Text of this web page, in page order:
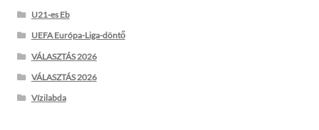
U21-es Eb
UEFA Európa-Liga-döntő
VÁLASZTÁS 2026
VÁLASZTÁS 2026
Vízilabda